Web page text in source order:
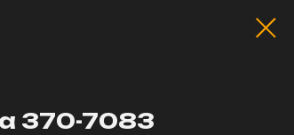
370-7083